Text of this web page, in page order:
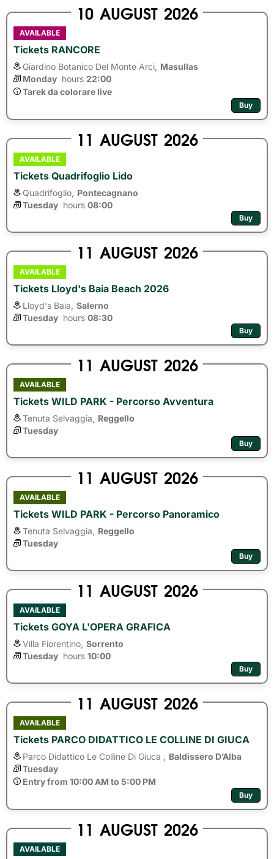
10 AUGUST 2026
AVAILABLE
Tickets RANCORE
Giardino Botanico Del Monte Arci, Masullas
Monday hours 22:00
Tarek da colorare live
Buy
11 AUGUST 2026
AVAILABLE
Tickets Quadrifoglio Lido
Quadrifoglio, Pontecagnano
Tuesday hours 08:00
Buy
11 AUGUST 2026
AVAILABLE
Tickets Lloyd's Baia Beach 2026
Lloyd's Baia, Salerno
Tuesday hours 08:30
Buy
11 AUGUST 2026
AVAILABLE
Tickets WILD PARK - Percorso Avventura
Tenuta Selvaggia,
Reggello
Tuesday
Buy
11 AUGUST 2026
AVAILABLE
Tickets WILD PARK - Percorso Panoramico
Tenuta Selvaggia,
Reggello
Tuesday
Buy
11 AUGUST 2026
AVAILABLE
Tickets GOYA L'OPERA GRAFICA
Villa Fiorentino, Sorrento
Tuesday hours 10:00
Buy
11 AUGUST 2026
AVAILABLE
Tickets PARCO DIDATTICO LE COLLINE DI GIUCA
Parco Didattico Le Colline Di Giuca ,
Baldissero D’Alba
Tuesday
Entry from 10:00 AM to 5:00 PM
Buy
11 AUGUST 2026
AVAILABLE